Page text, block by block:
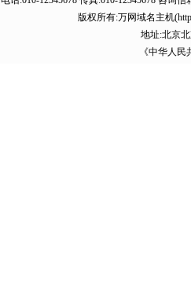
版权所有:万网域名主机
地址:北京
《中华人